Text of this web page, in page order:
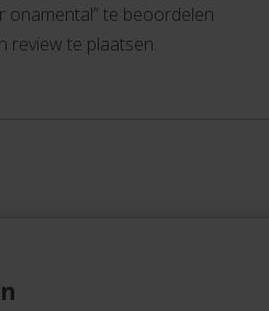
onamental” te beoordelen
review te plaatsen.